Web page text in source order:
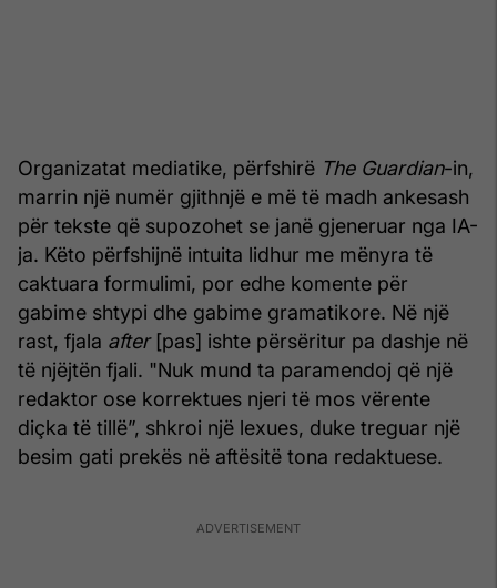
Organizatat mediatike, përfshirë The Guardian-in,
marrin një numër gjithnjë e më të madh ankesash
për tekste që supozohet se janë gjeneruar nga IA-
ja. Këto përfshijnë intuita lidhur me mënyra të
caktuara formulimi, por edhe komente për
gabime shtypi dhe gabime gramatikore. Në një
rast, fjala after[pas] ishte përsëritur pa dashje në
të njëjtën fjali. "Nuk mund ta paramendoj që një
redaktor ose korrektues njeri të mos vërente
diçka të tillë”, shkroi një lexues, duke treguar një
besim gati prekës në aftësitë tona redaktuese.